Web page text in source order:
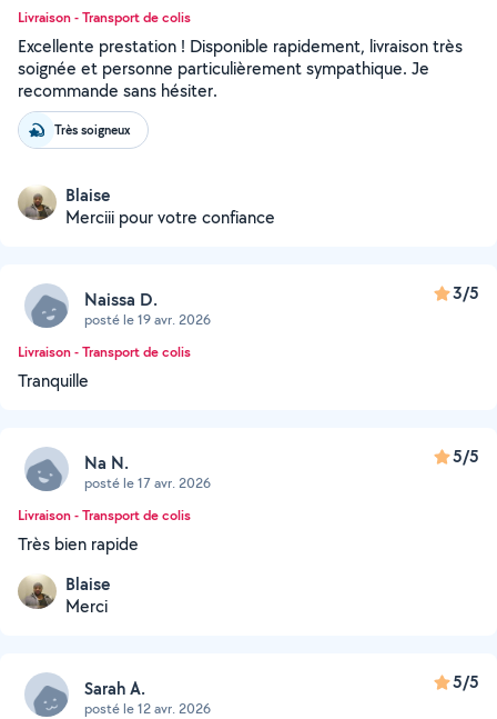
Livraison - Transport de colis
Excellente prestation ! Disponible rapidement, livraison très
soignée et personne particulièrement sympathique. Je
recommande sans hésiter.
Très soigneux
Blaise
Merciii pour votre confiance
Naissa D.
posté le 19 avr. 2026
3/5
Livraison - Transport de colis
Tranquille
Na N.
posté le 17 avr. 2026
5/5
Livraison - Transport de colis
Très bien rapide
Blaise
Merci
Sarah A.
posté le 12 avr. 2026
5/5